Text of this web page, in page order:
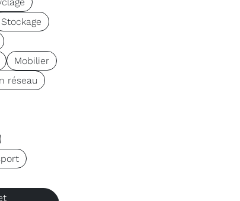
Stockage
Mobilier
réseau